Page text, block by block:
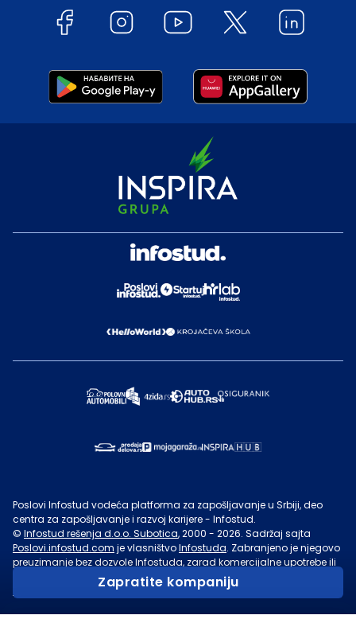
Zapratite kompaniju
Poslovi Infostud vodeća platforma za zapošljavanje u Srbiji, deo
centra za zapošljavanje i razvoj karijere - Infostud.
© Infostud rešenja d.o.o. Subotica, 2000 - 2026. Sadržaj sajta
Poslovi.infostud.com je vlasništvoInfostuda. Zabranjeno je njegovo
preuzimanje bez dozvoleInfostuda, zarad komercijalne upotrebe ili
u druge svrhe, osim za lične potrebe posetilaca sajta.